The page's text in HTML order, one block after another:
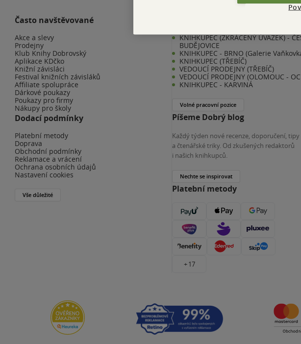
Často navštěvované
Akce a slevy
Prodejny
Klub Knihy Dobrovský
Aplikace KDčko
Knižní závisláci
Festival knižních závisláků
Affiliate spolupráce
Dárkové poukazy
Poukazy pro firmy
Nákupy pro školy
Dodací podmínky
Platební metody
Doprava
Obchodní podmínky
Reklamace a vrácení
Ochrana osobních údajů
Nastavení cookies
Vše důležité
KNIHKUPEC (ZKRÁCENÝ ÚVAZEK) -
BUDĚJOVICE
KNIHKUPEC - BRNO (Galerie
KNIHKUPEC (TŘEBÍČ)
VEDOUCÍ PRODEJNY (TŘEBÍČ)
VEDOUCÍ PRODEJNY (OLOMOUC -
KNIHKUPEC - KARVINÁ
Volné pracovní pozice
Píšeme Dobrý blog
Každý týden nové recenze, doporučení, tipy
a čtenářské triky. Od zkušených redaktorů
i našich knihkupců.
Nechte se inspirovat
Platební metody
+ 17